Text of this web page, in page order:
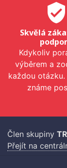
verified_user
Skvělá
Kdykoliv
výběrem a
každou
známe
Člen skupiny
Přejít na